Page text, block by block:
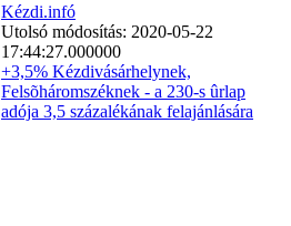
Kézdi.infó
Utolsó módosítás: 2020-05-22
17:44:27.000000
+3,5% Kézdivásárhelynek,
Felsõháromszéknek - a 230-s ûrlap
adója 3,5 százalékának felajánlására